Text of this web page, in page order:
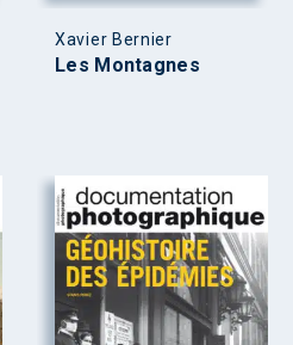
Xavier Bernier
Les Montagnes